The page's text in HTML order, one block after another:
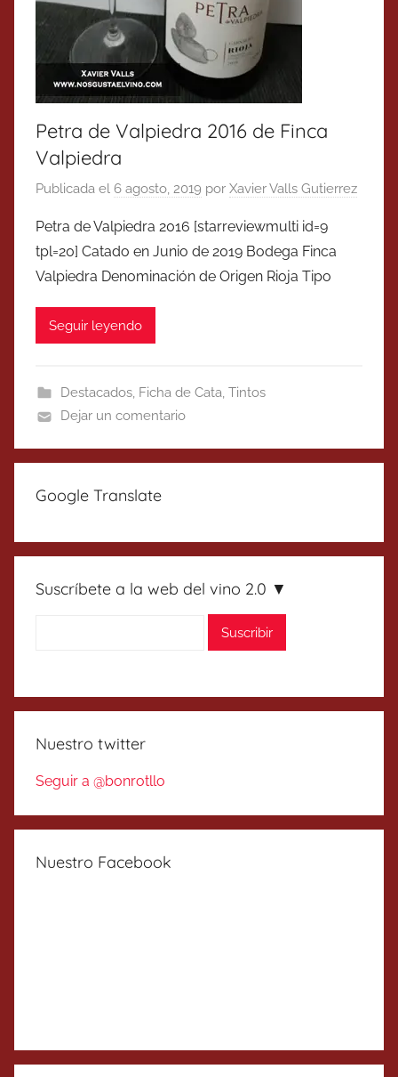
Petra de Valpiedra 2016 de Finca
Valpiedra
Publicada el 6 agosto, 2019 por Xavier Valls Gutierrez
Petra de Valpiedra 2016 [starreviewmulti id=9
tpl=20] Catado en Junio de 2019 Bodega Finca
Valpiedra Denominación de Origen Rioja Tipo
Seguir leyendo
Destacados, Ficha de Cata, Tintos
Dejar un comentario
Google Translate
Suscríbete a la web del vino 2.0 ▼
Nuestro twitter
Seguir a @bonrotllo
Nuestro Facebook